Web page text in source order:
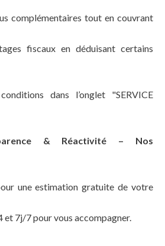
complémentaires tout en couvrant
fiscaux en déduisant certains
dans l’onglet "SERVICE
& Réactivité – Nos
une estimation gratuite de votre
et 7j/7 pour vous accompagner.